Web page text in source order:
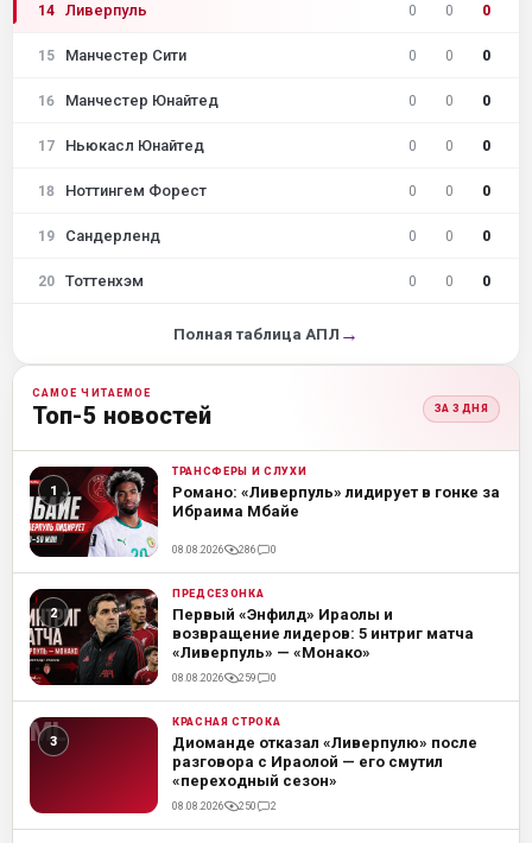
14 Ливерпуль 0 0 0
15 Манчестер Сити 0 0 0
16 Манчестер Юнайтед 0 0 0
17 Ньюкасл Юнайтед 0 0 0
18 Ноттингем Форест 0 0 0
19 Сандерленд 0 0 0
20 Тоттенхэм 0 0 0
Полная таблица АПЛ →
САМОЕ ЧИТАЕМОЕ
Топ-5 новостей ЗА 3 ДНЯ
ML ТРАНСФЕРЫ И СЛУХИ
Романо: «Ливерпуль» лидирует в гонке за
Ибраима Мбайе
08.08.2026 286 0
ML ПРЕДСЕЗОНКА
Первый «Энфилд» Ираолы и
возвращение лидеров: 5 интриг матча
«Ливерпуль» — «Монако»
08.08.2026 259 0
ML КРАСНАЯ СТРОКА
Диоманде отказал «Ливерпулю» после
разговора с Ираолой — его смутил
«переходный сезон»
08.08.2026 250 2